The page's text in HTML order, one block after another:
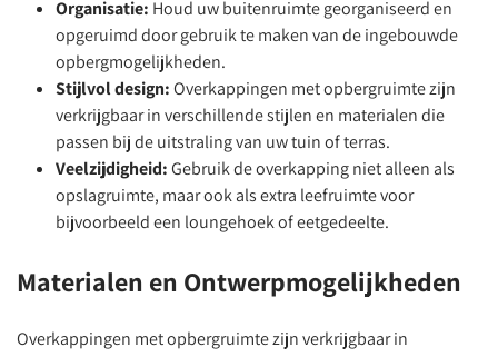
Organisatie: Houd uw buitenruimte georganiseerd en
opgeruimd door gebruik te maken van de ingebouwde
opbergmogelijkheden.
Stijlvol design:Overkappingen met opbergruimte zijn
verkrijgbaar in verschillende stijlen en materialen die
passen bij de uitstraling van uw tuin of terras.
Veelzijdigheid:Gebruik de overkapping niet alleen als
opslagruimte, maar ook als extra leefruimte voor
bijvoorbeeld een loungehoek of eetgedeelte.
Materialen en Ontwerpmogelijkheden
Overkappingen met opbergruimte zijn verkrijgbaar in